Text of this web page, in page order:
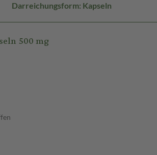
Darreichungsform: Kapseln
500 mg